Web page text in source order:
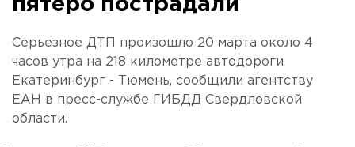
пятеро пострадали
Серьезное ДТП произошло 20 марта около 4
часов утра на 218 километре автодороги
Екатеринбург - Тюмень, сообщили агентству
ЕАН в пресс-службе ГИБДД Свердловской
области.